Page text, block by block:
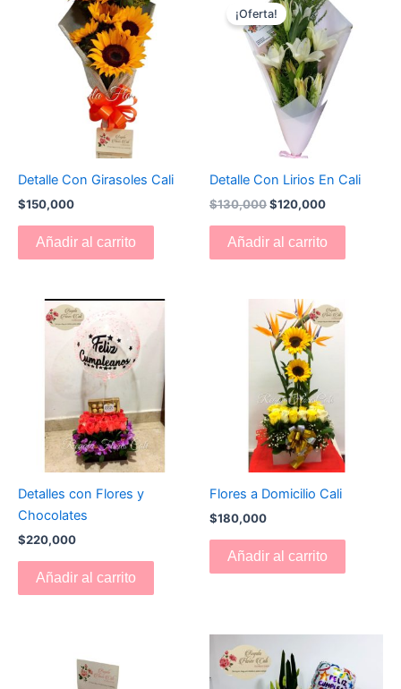
Detalle Con Girasoles Cali
$150,000
Añadir al carrito
¡Oferta!
Detalle Con Lirios En Cali
$130,000
precio
original
era:
$130,000.
$120,000
precio
actual
es:
$120,000.
Añadir al carrito
Detalles con Flores y
Chocolates
$220,000
Añadir al carrito
Flores a Domicilio Cali
$180,000
Añadir al carrito